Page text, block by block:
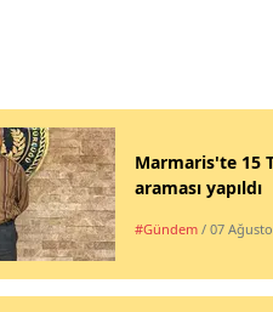
Marmaris'te 15
araması yapıldı
#Gündem / 07